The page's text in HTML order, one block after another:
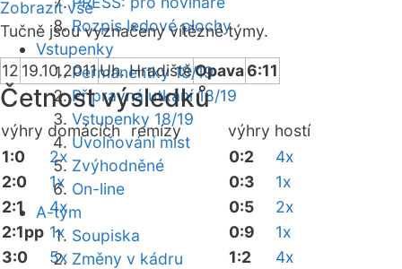
Rozpis ledové plochy
Vstupenky
Permanentky 18/19
Přípravná utkání 18/19
Vstupenky 18/19
Uvolňování míst
Zvýhodněné
On-line
A-tým
Soupiska
Změny v kádru
Zobrazit vše
Tučně jsou vyznačeny vítězné týmy.
12 19.10.2011Uh. HradištěOpava6:11
Četnost výsledků
výhry domácích remízy výhry hostí
1:0
2x
2:0
1x
2:1
4x
2:1pp 1x
3:0
5x
0:2
4x
0:3
1x
0:5
2x
0:9
1x
1:2
4x